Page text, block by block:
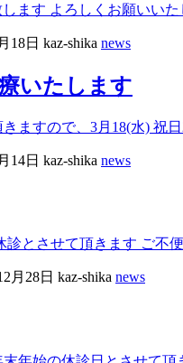
ます よろしくお願いいた
18日 kaz-shika news
いたします
ますので、3月18(水) 祝
14日 kaz-shika news
とさせて頂きます ご不
月28日 kaz-shika news